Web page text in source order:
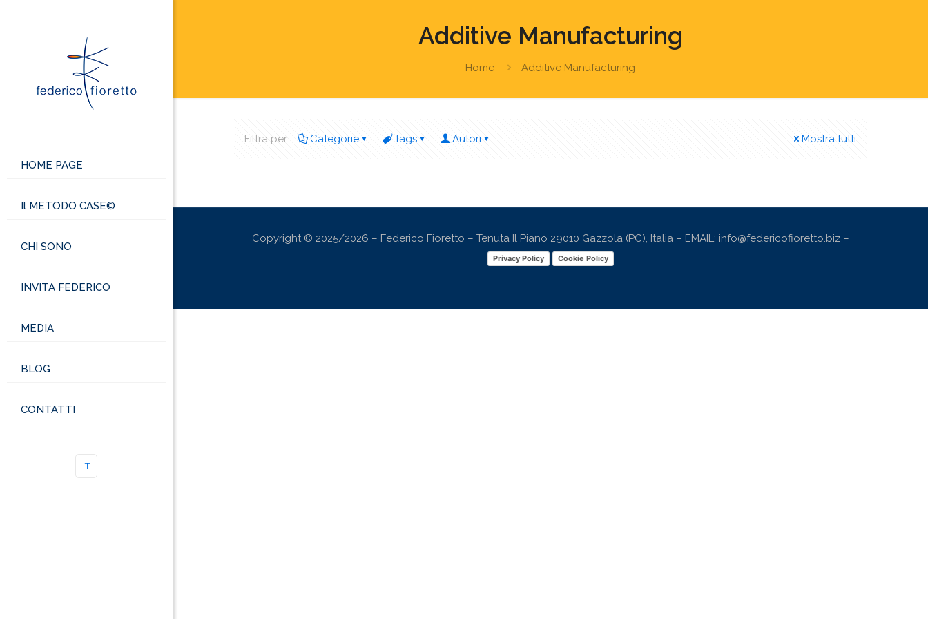
HOME PAGE
Il METODO CASE©
CHI SONO
INVITA FEDERICO
MEDIA
BLOG
CONTATTI
IT
Additive Manufacturing
Home Additive Manufacturing
Filtra per Categorie Tags Autori Mostra tutti
Copyright © 2025/2026 – Federico Fioretto – Tenuta Il Piano 29010 Gazzola (PC), Italia – EMAIL: info@federicofioretto.biz –
Privacy Policy Cookie Policy